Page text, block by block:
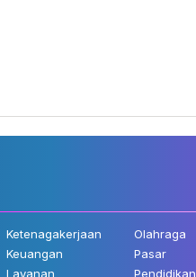
Ketenagakerjaan
Keuangan
Layanan
Olahraga
Pasar
Pendidikan